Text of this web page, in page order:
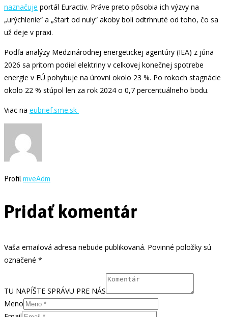
naznačuje portál Euractiv. Práve preto pôsobia ich výzvy na
„urýchlenie“ a „štart od nuly“ akoby boli odtrhnuté od toho, čo sa
už deje v praxi.
Podľa analýzy Medzinárodnej energetickej agentúry (IEA) z júna
2026 sa pritom podiel elektriny v celkovej konečnej spotrebe
energie v EÚ pohybuje na úrovni okolo 23 %. Po rokoch stagnácie
okolo 22 % stúpol len za rok 2024 o 0,7 percentuálneho bodu.
Viac na eubrief.sme.sk
Profil mveAdm
Pridať komentár
Vaša emailová adresa nebude publikovaná. Povinné položky sú
označené *
TU NAPÍŠTE SPRÁVU PRE NÁS
Meno